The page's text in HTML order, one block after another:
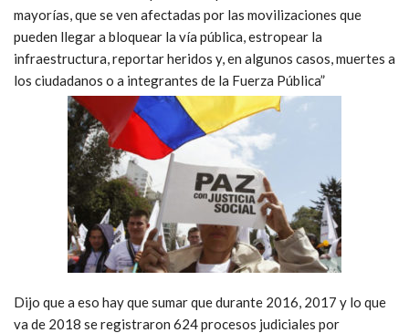
mayorías, que se ven afectadas por las movilizaciones que
pueden llegar a bloquear la vía pública, estropear la
infraestructura, reportar heridos y, en algunos casos, muertes a
los ciudadanos o a integrantes de la Fuerza Pública”
Dijo que a eso hay que sumar que durante 2016, 2017 y lo que
va de 2018 se registraron 624 procesos judiciales por